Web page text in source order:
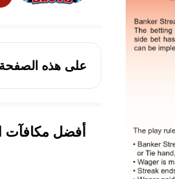
على هذه الصفحة
أفضل مكافآت